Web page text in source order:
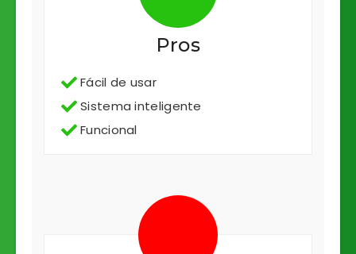
Pros
Fácil de usar
Sistema inteligente
Funcional